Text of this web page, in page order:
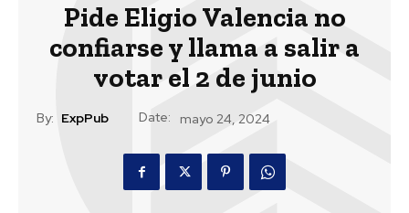
Pide Eligio Valencia no
confiarse y llama a salir a
votar el 2 de junio
By: ExpPub Date: mayo 24, 2024